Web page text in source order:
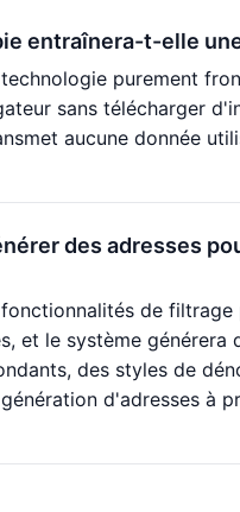
entraînera-t-elle
purement
sans télécharger
aucune donnée
des adresses
de
et le système générera
des styles de
d'adresses à